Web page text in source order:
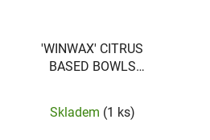
'WINWAX' CITRUS
BASED BOWLS
Skladem (1 ks)